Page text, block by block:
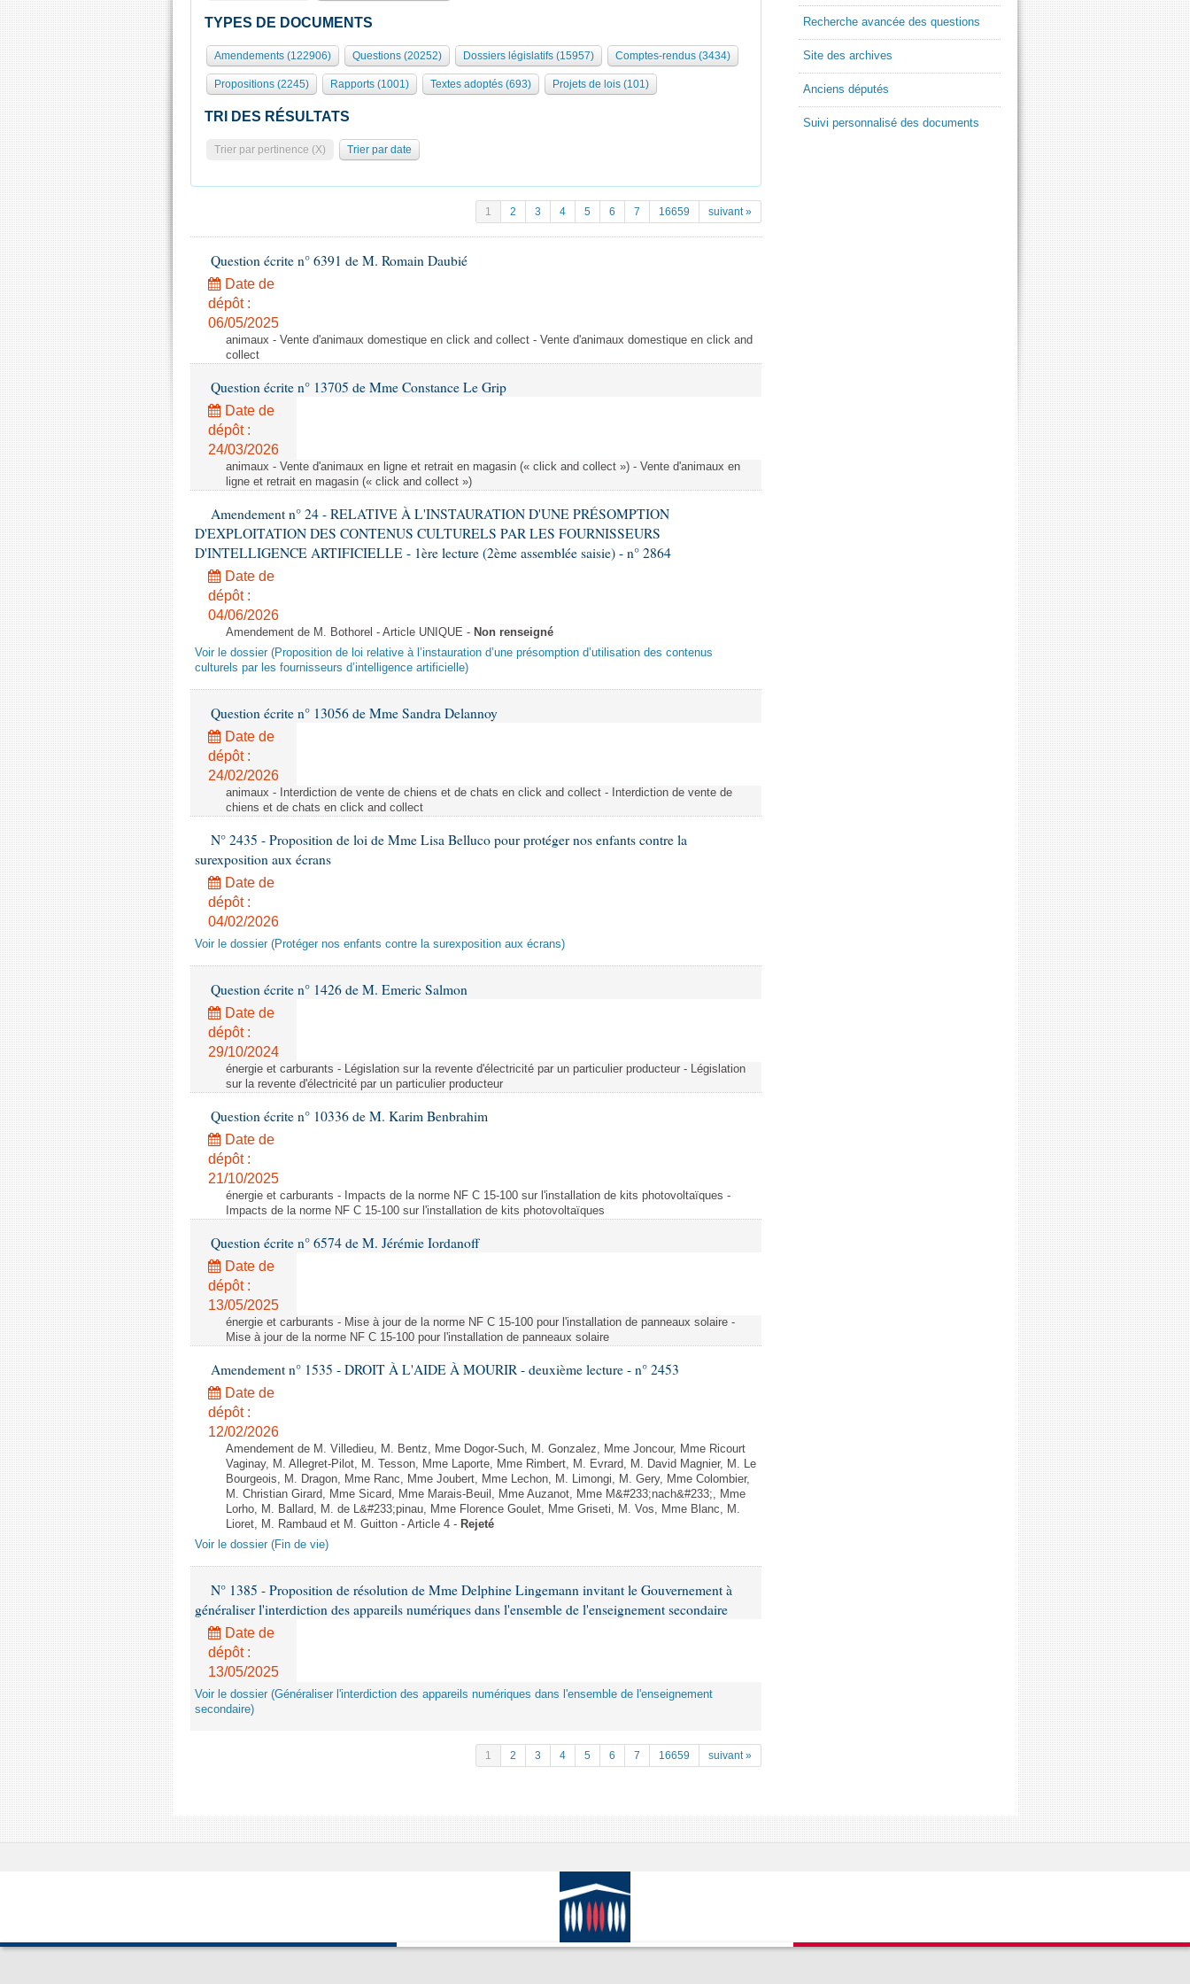
TYPES DE DOCUMENTS
Amendements (122906) Questions (20252) Dossiers législatifs (15957) Comptes-rendus (3434)
Propositions (2245) Rapports (1001) Textes adoptés (693) Projets de lois (101)
TRI DES RÉSULTATS
Trier par pertinence (X) Trier par date
1 2 3 4 5 6 7 16659 suivant »
Question écrite n° 6391 de M. Romain Daubié
Date de
dépôt :
06/05/2025
animaux - Vente d'animaux domestique en click and collect - Vente d'animaux domestique en click and
collect
Question écrite n° 13705 de Mme Constance Le Grip
Date de
dépôt :
24/03/2026
animaux - Vente d'animaux en ligne et retrait en magasin (« click and collect ») - Vente d'animaux en
ligne et retrait en magasin (« click and collect »)
Amendement n° 24 - RELATIVE À L'INSTAURATION D'UNE PRÉSOMPTION
D'EXPLOITATION DES CONTENUS CULTURELS PAR LES FOURNISSEURS
D'INTELLIGENCE ARTIFICIELLE - 1ère lecture (2ème assemblée saisie) - n° 2864
Date de
dépôt :
04/06/2026
Amendement de M. Bothorel - Article UNIQUE - Non renseigné
Voir le dossier (Proposition de loi relative à l’instauration d’une présomption d’utilisation des contenus
culturels par les fournisseurs d’intelligence artificielle)
Question écrite n° 13056 de Mme Sandra Delannoy
Date de
dépôt :
24/02/2026
animaux - Interdiction de vente de chiens et de chats en click and collect - Interdiction de vente de
chiens et de chats en click and collect
N° 2435 - Proposition de loi de Mme Lisa Belluco pour protéger nos enfants contre la
surexposition aux écrans
Date de
dépôt :
04/02/2026
Voir le dossier (Protéger nos enfants contre la surexposition aux écrans)
Question écrite n° 1426 de M. Emeric Salmon
Date de
dépôt :
29/10/2024
énergie et carburants - Législation sur la revente d'électricité par un particulier producteur - Législation
sur la revente d'électricité par un particulier producteur
Question écrite n° 10336 de M. Karim Benbrahim
Date de
dépôt :
21/10/2025
énergie et carburants - Impacts de la norme NF C 15-100 sur l'installation de kits photovoltaïques -
Impacts de la norme NF C 15-100 sur l'installation de kits photovoltaïques
Question écrite n° 6574 de M. Jérémie Iordanoff
Date de
dépôt :
13/05/2025
énergie et carburants - Mise à jour de la norme NF C 15-100 pour l'installation de panneaux solaire -
Mise à jour de la norme NF C 15-100 pour l'installation de panneaux solaire
Amendement n° 1535 - DROIT À L'AIDE À MOURIR - deuxième lecture - n° 2453
Date de
dépôt :
12/02/2026
Amendement de M. Villedieu, M. Bentz, Mme Dogor-Such, M. Gonzalez, Mme Joncour, Mme Ricourt
Vaginay, M. Allegret-Pilot, M. Tesson, Mme Laporte, Mme Rimbert, M. Evrard, M. David Magnier, M. Le
Bourgeois, M. Dragon, Mme Ranc, Mme Joubert, Mme Lechon, M. Limongi, M. Gery, Mme Colombier,
M. Christian Girard, Mme Sicard, Mme Marais-Beuil, Mme Auzanot, Mme M&#233;nach&#233;, Mme
Lorho, M. Ballard, M. de L&#233;pinau, Mme Florence Goulet, Mme Griseti, M. Vos, Mme Blanc, M.
Lioret, M. Rambaud et M. Guitton - Article 4 - Rejeté
Voir le dossier (Fin de vie)
N° 1385 - Proposition de résolution de Mme Delphine Lingemann invitant le Gouvernement à
généraliser l'interdiction des appareils numériques dans l'ensemble de l'enseignement secondaire
Date de
dépôt :
13/05/2025
Voir le dossier (Généraliser l'interdiction des appareils numériques dans l'ensemble de l'enseignement
secondaire)
1 2 3 4 5 6 7 16659 suivant »
Recherche avancée des questions
Site des archives
Anciens députés
Suivi personnalisé des documents